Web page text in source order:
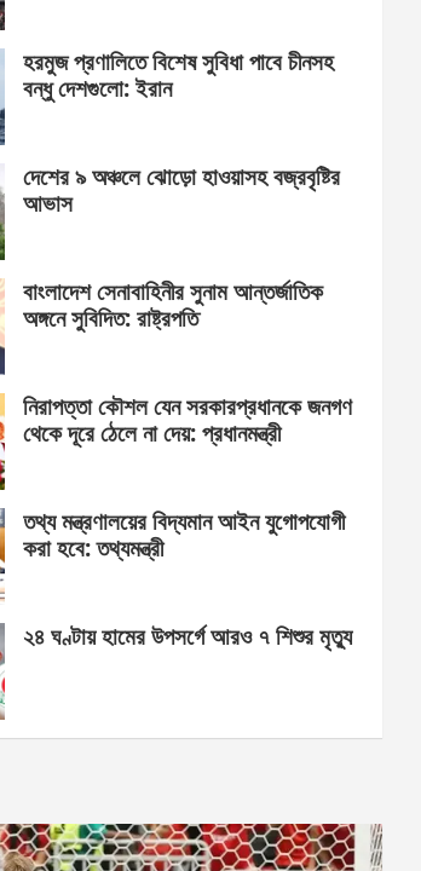
হরমুজ প্রণালিতে বিশেষ সুবিধা পাবে চীনসহ
বন্ধু দেশগুলো: ইরান
দেশের ৯ অঞ্চলে ঝোড়ো হাওয়াসহ বজ্রবৃষ্টির
আভাস
বাংলাদেশ সেনাবাহিনীর সুনাম আন্তর্জাতিক
অঙ্গনে সুবিদিত: রাষ্ট্রপতি
নিরাপত্তা কৌশল যেন সরকারপ্রধানকে জনগণ
থেকে দূরে ঠেলে না দেয়: প্রধানমন্ত্রী
তথ্য মন্ত্রণালয়ের বিদ্যমান আইন যুগোপযোগী
করা হবে: তথ্যমন্ত্রী
২৪ ঘণ্টায় হামের উপসর্গে আরও ৭ শিশুর মৃত্যু